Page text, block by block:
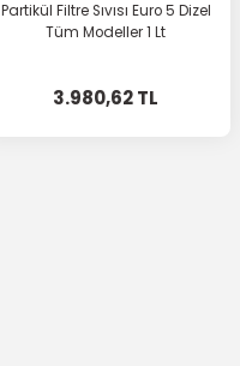
Partikül Filtre Sıvısı Euro 5 Dizel
Tüm Modeller 1 Lt
3.980,62 TL